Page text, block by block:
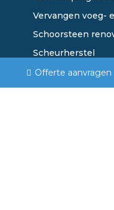
Vervangen voeg-
Schoorsteen
Scheurherstel
Nieuwbouw
Renovatie
Offerte aanvragen